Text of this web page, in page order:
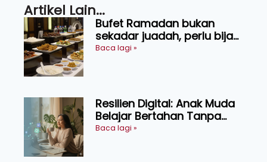
Artikel Lain...
Bufet Ramadan bukan
sekadar juadah, perlu bijak
memilih dan selamat
Baca lagi »
Resilien Digital: Anak Muda
Belajar Bertahan Tanpa
Perlu Menekan Diri
Baca lagi »